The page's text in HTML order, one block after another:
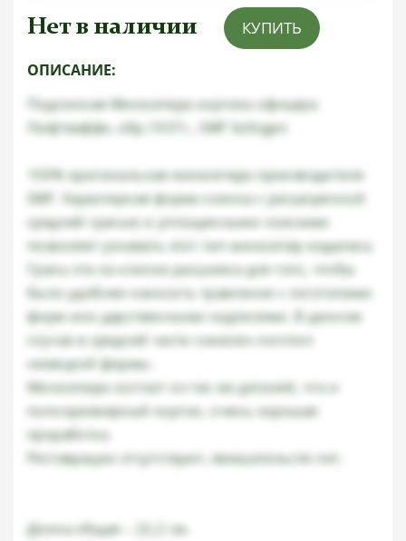
Нет в наличии КУПИТЬ
ОПИСАНИЕ:
Подлинная Миниатюра кортика офицера
Люфтваффе, обр.1937г., SMF Solingen
100% оригинальная миниатюра производителя
SMF. Характерная форма клинка с расширенной
средней гранью и уплощенными ножнами
позволяет узнавать этот тип миниатюр издалека.
Грань эта на клинке расшиена для того, чтобы
было удобнее наносить травление с логотипами
фирм или дарственными надписями. В данном
случае в средней части нанесен логотип
немецкой фирмы.
Миниатюра состоит из тех же деталей, что и
полноразмерный кортик, очень хорошая
проработка.
Реставрации отсутствуют, вмешательств нет.
Длина общая – 22,2 см.